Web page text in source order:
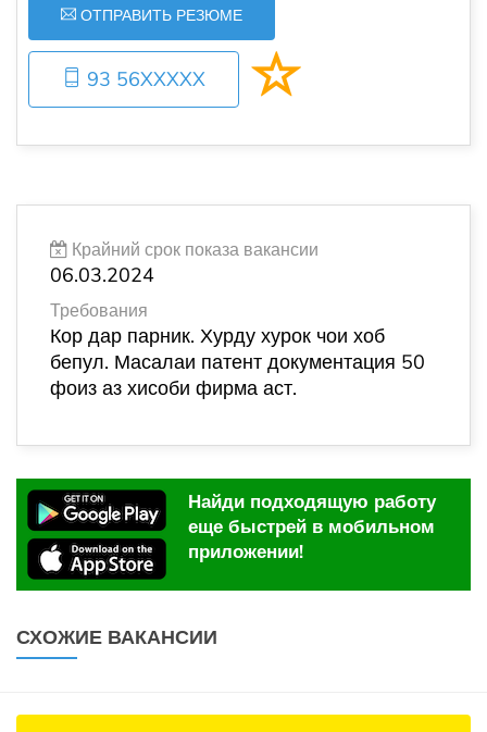
ОТПРАВИТЬ РЕЗЮМЕ
93 56XXXXX
Крайний срок показа вакансии
06.03.2024
Требования
Кор дар парник. Хурду хурок чои хоб
бепул. Масалаи патент документация 50
фоиз аз хисоби фирма аст.
Найди подходящую работу
еще быстрей в мобильном
приложении!
СХОЖИЕ ВАКАНСИИ